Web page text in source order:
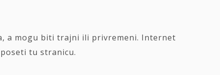
a mogu biti trajni ili privremeni. Internet
tu stranicu.